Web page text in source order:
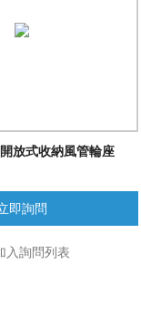
放式收納風管輪座
即詢問
入詢問列表